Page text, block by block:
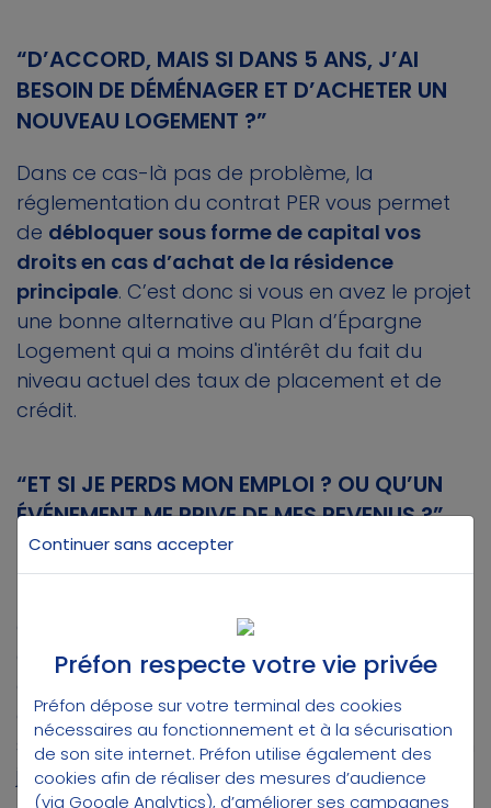
“D’ACCORD, MAIS SI DANS 5 ANS, J’AI
BESOIN DE DÉMÉNAGER ET D’ACHETER UN
NOUVEAU LOGEMENT ?”
Dans ce cas-là pas de problème, la
réglementation du contrat PER vous permet
de débloquer sous forme de capital vos
droits en cas d’achat de la résidence
principale. C’est donc si vous en avez le projet
une bonne alternative au Plan d’Épargne
Logement qui a moins d'intérêt du fait du
niveau actuel des taux de placement et de
crédit.
“ET SI JE PERDS MON EMPLOI ? OU QU’UN
ÉVÉNEMENT ME PRIVE DE MES REVENUS ?”
En cas de coup dur, l’épargne acquise n’est
de ses enfants ou de son conjoint, Expiration
des droits aux allocations d’assurance
chômage prévues par le Code du Travail en
cas de licenciement, Cessation d’activité non
salariée à la suite d’un jugement de liquidation
judiciaire, Décès du conjoint ou du partenaire
Continuer sans accepter
Préfon respecte votre vie privée
Préfon dépose sur votre terminal des cookies
nécessaires au fonctionnement et à la sécurisation
de son site internet. Préfon utilise également des
cookies afin de réaliser des mesures d’audience
(via Google Analytics), d’améliorer ses campagnes